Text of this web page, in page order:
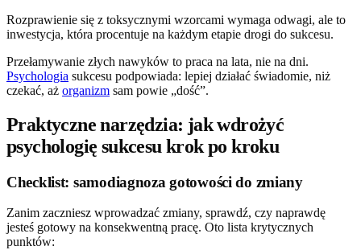
Rozprawienie się z toksycznymi wzorcami wymaga odwagi, ale to
inwestycja, która procentuje na każdym etapie drogi do sukcesu.
Przełamywanie złych nawyków to praca na lata, nie na dni.
Psychologia sukcesu podpowiada: lepiej działać świadomie, niż
czekać, aż organizm sam powie „dość”.
Praktyczne narzędzia: jak wdrożyć
psychologię sukcesu krok po kroku
Checklist: samodiagnoza gotowości do zmiany
Zanim zaczniesz wprowadzać zmiany, sprawdź, czy naprawdę
jesteś gotowy na konsekwentną pracę. Oto lista krytycznych
punktów: